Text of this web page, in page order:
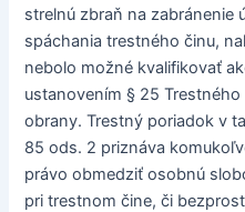
strelnú zbraň na zabránenie
spáchania trestného činu,
nebolo možné kvalifikovať
ustanovením § 25
obrany. Trestný poriadok v
85 ods. 2 priznáva
právo obmedziť osobnú
pri trestnom čine, či